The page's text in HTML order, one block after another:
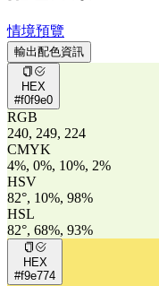
情境預覽
輸出配色資訊
HEX
#f0f9e0
RGB
240, 249, 224
CMYK
4%, 0%, 10%, 2%
HSV
82°, 10%, 98%
HSL
82°, 68%, 93%
HEX
#f9e774